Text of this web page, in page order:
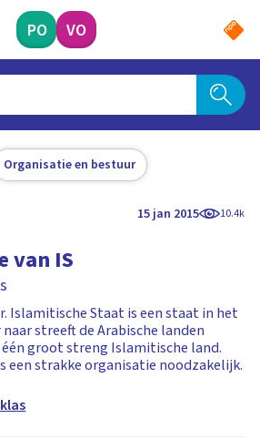
PO VO
Organisatie en bestuur
15 jan 2015 10.4k
van IS
Islamitische Staat is een staat in het
streeft de Arabische landen
groot streng Islamitische land.
een strakke organisatie noodzakelijk.